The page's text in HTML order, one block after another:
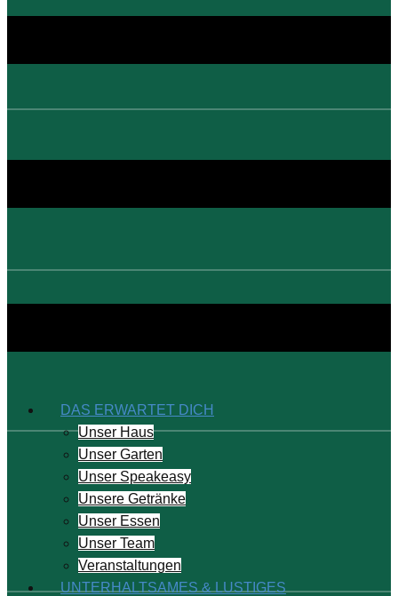
DAS ERWARTET DICH
Unser Haus
Unser Garten
Unser Speakeasy
Unsere Getränke
Unser Essen
Unser Team
Veranstaltungen
UNTERHALTSAMES & LUSTIGES